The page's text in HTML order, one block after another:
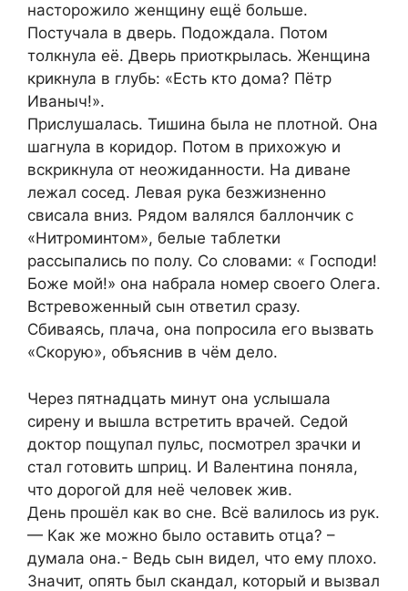
насторожило женщину ещё больше.
Постучала в дверь. Подождала. Потом
толкнула её. Дверь приоткрылась. Женщина
крикнула в глубь: «Есть кто дома? Пётр
Иваныч!».
Прислушалась. Тишина была не плотной. Она
шагнула в коридор. Потом в прихожую и
вскрикнула от неожиданности. На диване
лежал сосед. Левая рука безжизненно
свисала вниз. Рядом валялся баллончик с
«Нитроминтом», белые таблетки
рассыпались по полу. Со словами: « Господи!
Боже мой!» она набрала номер своего Олега.
Встревоженный сын ответил сразу.
Сбиваясь, плача, она попросила его вызвать
«Скорую», объяснив в чём дело.
Через пятнадцать минут она услышала
сирену и вышла встретить врачей. Седой
доктор пощупал пульс, посмотрел зрачки и
стал готовить шприц. И Валентина поняла,
что дорогой для неё человек жив.
День прошёл как во сне. Всё валилось из рук.
— Как же можно было оставить отца? –
думала она.- Ведь сын видел, что ему плохо.
Значит, опять был скандал, который и вызвал